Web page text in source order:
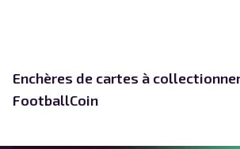
Enchères de cartes à
FootballCoin